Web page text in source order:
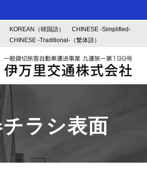
KOREAN（韓国語）
CHINESE -Simplified-
CHINESE -Traditional-（繁体語）
ラシ表面